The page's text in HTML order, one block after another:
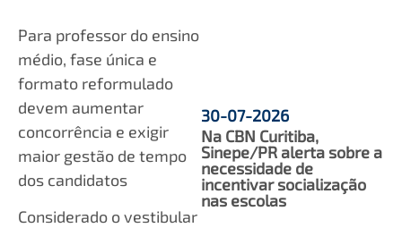
Para professor do ensino
médio, fase única e
formato reformulado
devem aumentar
concorrência e exigir
maior gestão de tempo
dos candidatos
Considerado o vestibular
30-07-2026
Na CBN Curitiba,
Sinepe/PR alerta sobre a
necessidade de
incentivar socialização
nas escolas